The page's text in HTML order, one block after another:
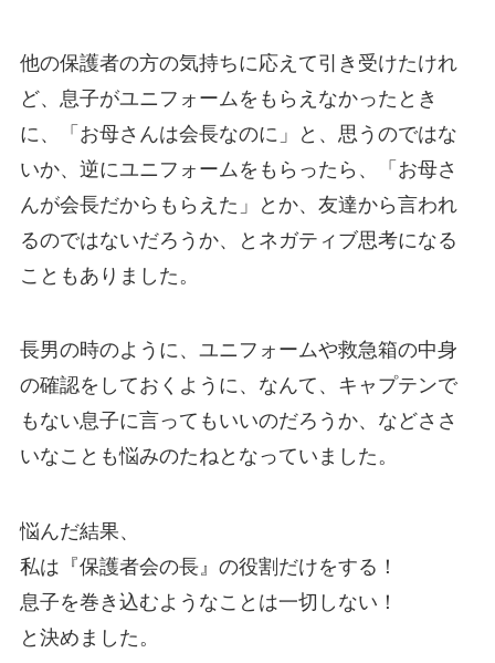
他の保護者の方の気持ちに応えて引き受けたけれ
ど、息子がユニフォームをもらえなかったとき
に、「お母さんは会長なのに」と、思うのではな
いか、逆にユニフォームをもらったら、「お母さ
んが会長だからもらえた」とか、友達から言われ
るのではないだろうか、とネガティブ思考になる
こともありました。
長男の時のように、ユニフォームや救急箱の中身
の確認をしておくように、なんて、キャプテンで
もない息子に言ってもいいのだろうか、などささ
いなことも悩みのたねとなっていました。
悩んだ結果、
私は『保護者会の長』の役割だけをする！
息子を巻き込むようなことは一切しない！
と決めました。